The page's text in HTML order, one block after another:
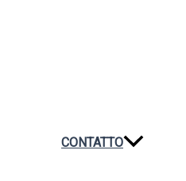
CONTATTO